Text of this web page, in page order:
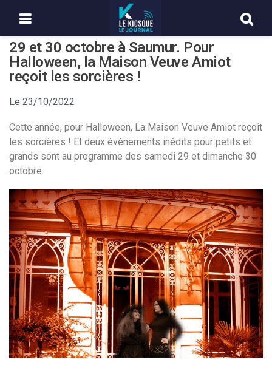
29 et 30 octobre à Saumur. Pour
Halloween, la Maison Veuve Amiot
reçoit les sorcières !
Le 23/10/2022
Cette année, pour Halloween, La Maison Veuve Amiot reçoit
les sorcières ! Et deux événements inédits pour petits et
grands sont au programme des samedi 29 et dimanche 30
octobre.